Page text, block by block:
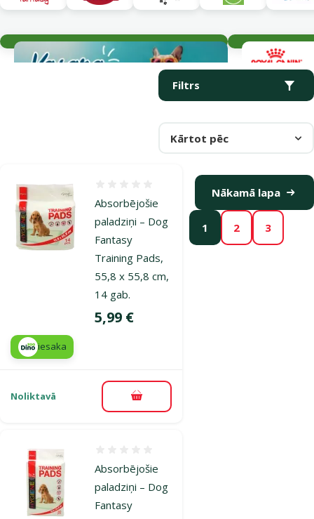
Filtrs
Kārtot pēc
Produkti kategorijā Tualetes un absorbējošie paladziņi
Absorbējošie
paladziņi – Dog
Fantasy
Training Pads,
55,8 x 55,8 cm,
14 gab.
Cena
5,99 €
iesaka
Noliktavā Pievienot grozam
Absorbējošie
paladziņi – Dog
Fantasy
1 2 3
Nākamā lapa